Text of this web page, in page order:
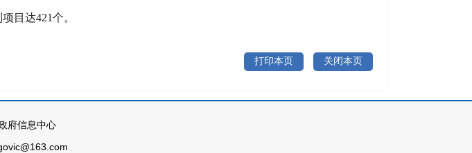
目达421个。
打印本页 关闭本页
府信息中心